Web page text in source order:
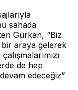
sahada
Gürkan, “Biz
araya gelerek
de hep
edeceğiz”